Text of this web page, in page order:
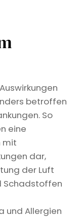
betroffen
So
eine
mit
dar,
der Luft
Schadstoffen
und Allergien